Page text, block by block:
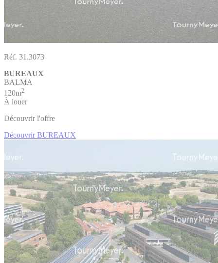
Réf. 31.3073
BUREAUX
BALMA
120m2
À louer
Découvrir l'offre
Découvrir BUREAUX